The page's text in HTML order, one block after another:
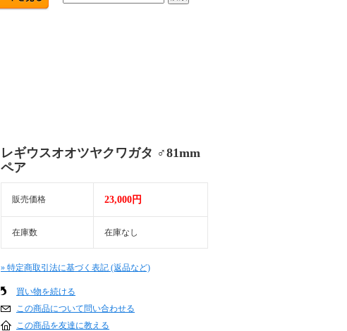
レギウスオオツヤクワガタ ♂81mm
ペア
販売価格 23,000円
在庫数 在庫なし
» 特定商取引法に基づく表記 (返品など)
買い物を続ける
この商品について問い合わせる
この商品を友達に教える